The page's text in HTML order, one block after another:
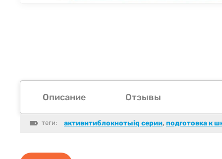
Описание Отзывы
теги: активитиблокнотыiq серии, подготовка к